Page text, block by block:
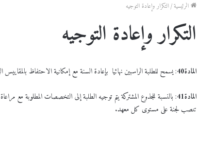
الرئيسية/التكرار وإعادة التوجيه
التكرار وإعادة التوجيه
المادة40: يسمح للطلبة الراسبين نهائيا بإعادة السنة مع إمكانية الاحتفاظ بالمقاييس
المادة41: بالنسبة للجذوع المشتركة يتم توجيه الطلبة إلى التخصصات المطلوبة
تنصب لجنة على مستوى كل معهد.